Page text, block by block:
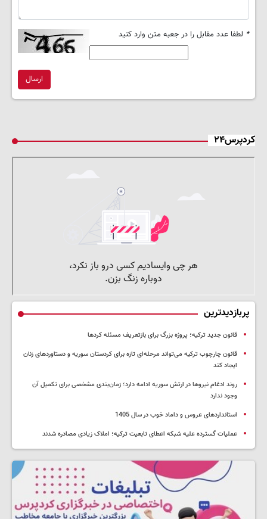
* لطفا عدد مقابل را در جعبه متن وارد کنید
ارسال
کردپرس۲۴
پربازدیدترین
قانون جدید ترکیه؛ پروژه بزرگ‌ برای بازتعریف مسئله کردها
قانون چارچوب ترکیه می‌تواند مرحله‌ای تازه برای کردستان سوریه و دستاوردهای زنان
ایجاد کند
روند ادغام نیروها در ارتش سوریه ادامه دارد؛ زمان‌بندی مشخصی برای تکمیل آن
وجود ندارد
استانداردهای عروس و داماد خوب در سال 1405
عملیات گسترده علیه شبکه اعطای تابعیت ترکیه؛ املاک زیادی مصادره شدند